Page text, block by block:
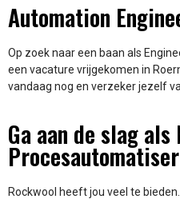
Automation
Op zoek naar een baan als
een vacature vrijgekomen in
vandaag nog en verzeker jezelf
Ga aan de slag als
Rockwool heeft jou veel te